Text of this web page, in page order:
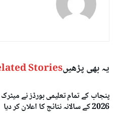
یہ بھی پڑھیںStories
پنجاب کے تمام تعلیمی بورڈز نے میٹرک
2026 کے سالانہ نتائج کا اعلان کر دیا